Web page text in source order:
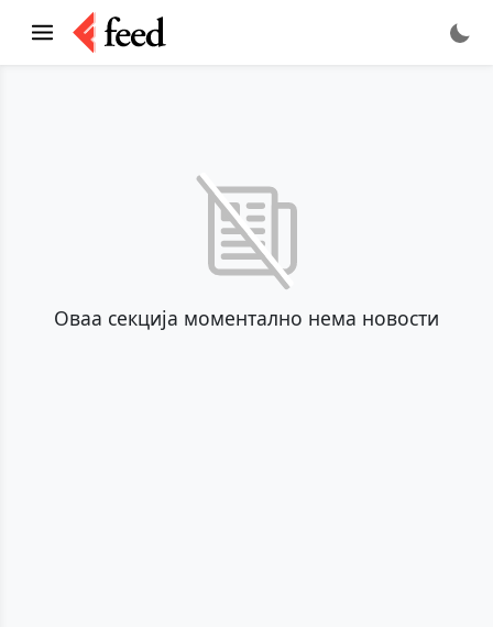
Оваа секција моментално нема новости